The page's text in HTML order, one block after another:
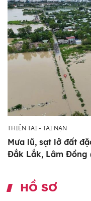
THIÊN TAI - TAI NẠN
Mưa lũ, sạt lở đất
Đắk Lắk, Lâm Đồng
HỒ SƠ